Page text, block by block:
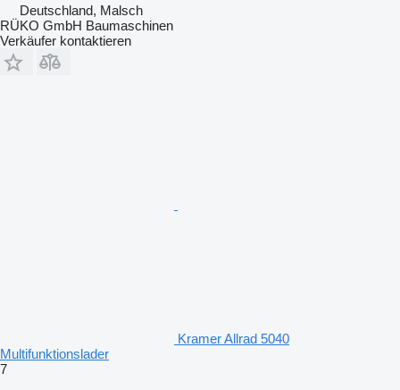
Deutschland, Malsch
RÜKO GmbH Baumaschinen
Verkäufer kontaktieren
Kramer Allrad 5040
Multifunktionslader
7